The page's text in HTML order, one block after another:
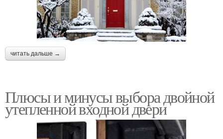
читать дальше →
Плюсы и минусы выбора двойной
утепленной входной двери